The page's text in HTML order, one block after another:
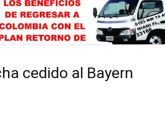
cedido al Bayern